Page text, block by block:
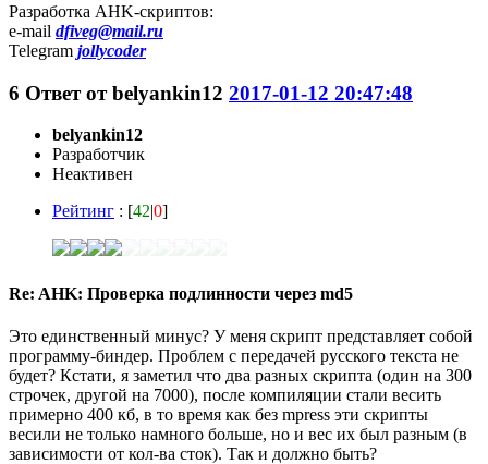
Разработка AHK-скриптов:
e-mail dfiveg@mail.ru
Telegram jollycoder
6 Ответ отbelyankin12 2017-01-12 20:47:48
belyankin12
Разработчик
Неактивен
Рейтинг : [42|0]
Re: AHK: Проверка подлинности через md5
Это единственный минус? У меня скрипт представляет собой
программу-биндер. Проблем с передачей русского текста не
будет? Кстати, я заметил что два разных скрипта (один на 300
строчек, другой на 7000), после компиляции стали весить
примерно 400 кб, в то время как без mpress эти скрипты
весили не только намного больше, но и вес их был разным (в
зависимости от кол-ва сток). Так и должно быть?